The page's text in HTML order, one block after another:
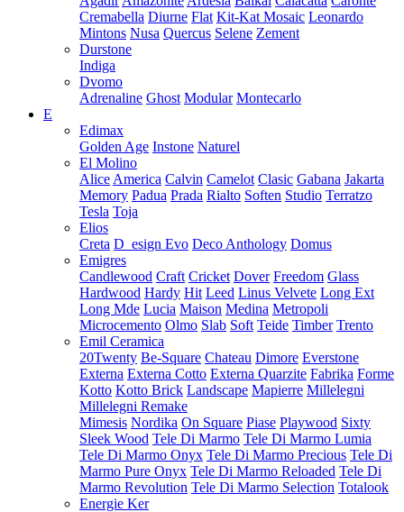
Cremabella Diurne Flat Kit-Kat Mosaic Leonardo
Mintons Nusa Quercus Selene Zement
Durstone
Indiga
Dvomo
Adrenaline Ghost Modular Montecarlo
E
Edimax
Golden Age Instone Naturel
El Molino
Alice America Calvin Camelot Clasic Gabana Jakarta
Memory Padua Prada Rialto Soften Studio Terratzo
Tesla Toja
Elios
Creta D_esign Evo Deco Anthology Domus
Emigres
Candlewood Craft Cricket Dover Freedom Glass
Hardwood Hardy Hit Leed Linus Velvete Long Ext
Long Mde Lucia Maison Medina Metropoli
Microcemento Olmo Slab Soft Teide Timber Trento
Emil Ceramica
20Twenty Be-Square Chateau Dimore Everstone
Externa Externa Cotto Externa Quarzite Fabrika Forme
Kotto Kotto Brick Landscape Mapierre Millelegni
Millelegni Remake
Mimesis Nordika On Square Piase Playwood Sixty
Sleek Wood Tele Di Marmo Tele Di Marmo Lumia
Tele Di Marmo Onyx Tele Di Marmo Precious Tele Di
Marmo Pure Onyx Tele Di Marmo Reloaded Tele Di
Marmo Revolution Tele Di Marmo Selection Totalook
Energie Ker